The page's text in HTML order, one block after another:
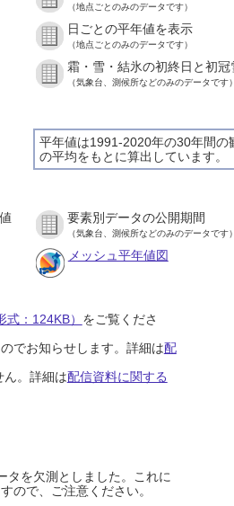
（地点ごとのみのデータです）
日ごとの平年値を表示
（地点ごとのみのデータです）
霜・雪・結氷の初終日と初
（気象台、測候所などのみのデータです）
平年値は1991-2020年の30年間の
の平均をもとに算出しています。
要素別データの公開期間
（気象台、測候所などのみのデータです）
メッシュ平年値図
：124KB） をご覧くださ
でお知らせします。詳細は配
。詳細は配信資料に関する
タを欠測としました。これに
ので、ご注意ください。